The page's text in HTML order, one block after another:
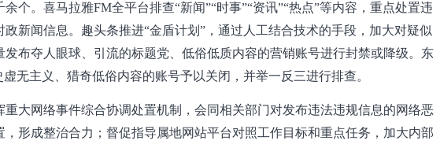
个。喜马拉雅FM全平台排查“新闻”“时事”“资讯”“热点”等内容，重点处置违
新闻信息。趣头条推进“金盾计划”，通过人工结合技术的手段，加大对疑似
布夺人眼球、引流的标题党、低俗低质内容的营销账号进行封禁或降级。东
无主义、猎奇低俗内容的账号予以关闭，并举一反三进行排查。
大网络事件综合协调处置机制，会同相关部门对发布违法违规信息的网络恶
形成整治合力；督促指导属地网站平台对照工作目标和重点任务，加大内部